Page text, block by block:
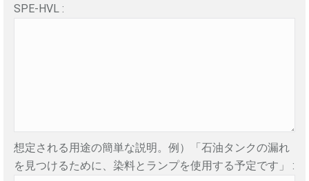
SPE-HVL :
想定される用途の簡単な説明。例）「石油タンクの漏れ
を見つけるために、染料とランプを使用する予定です」 :